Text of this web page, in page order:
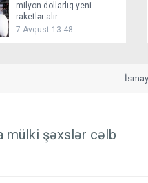
milyon dollarlıq yeni
raketlər alır
7 Avqust 13:48
mülki şəxslər cəlb